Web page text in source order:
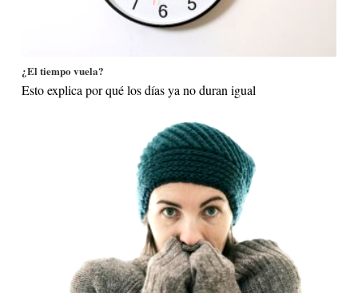
¿El tiempo vuela?
Esto explica por qué los días ya no duran igual